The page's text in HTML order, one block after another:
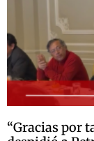
“Gracias por